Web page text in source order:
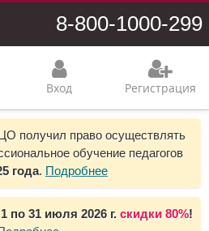
8-800-1000-299
Вход Регистрация
получил право осуществлять
обучение педагогов
года. Подробнее
по 31 июля 2026 г. скидки 80%!